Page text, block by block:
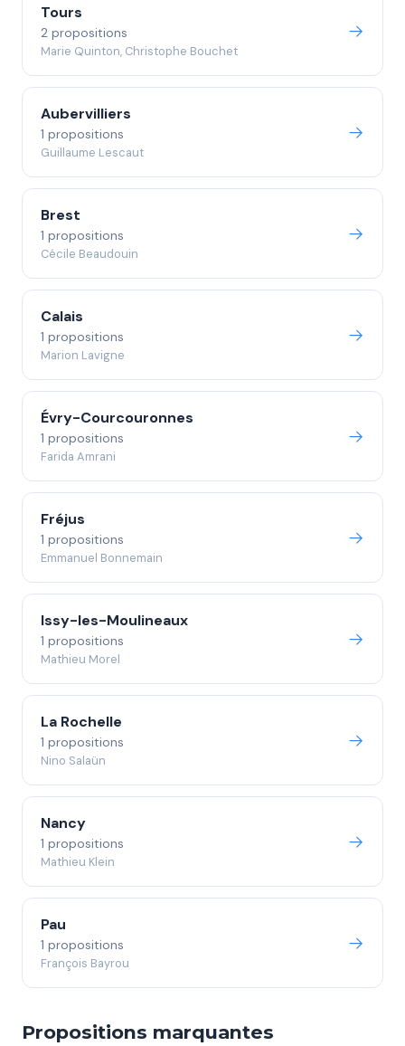
Tours
2 propositions
Marie Quinton, Christophe Bouchet
Aubervilliers
1 propositions
Guillaume Lescaut
Brest
1 propositions
Cécile Beaudouin
Calais
1 propositions
Marion Lavigne
Évry-Courcouronnes
1 propositions
Farida Amrani
Fréjus
1 propositions
Emmanuel Bonnemain
Issy-les-Moulineaux
1 propositions
Mathieu Morel
La Rochelle
1 propositions
Nino Salaün
Nancy
1 propositions
Mathieu Klein
Pau
1 propositions
François Bayrou
Propositions marquantes